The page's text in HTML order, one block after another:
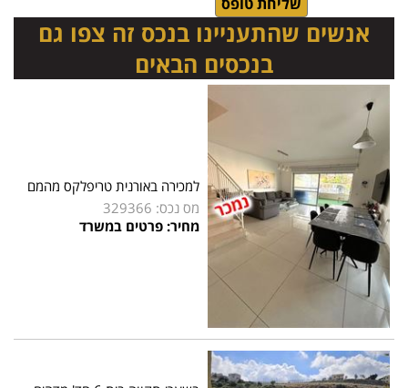
אנשים שהתעניינו בנכס זה צפו גם
בנכסים הבאים
למכירה באורנית טריפלקס מהמם
מס נכס: 329366
מחיר: פרטים במשרד